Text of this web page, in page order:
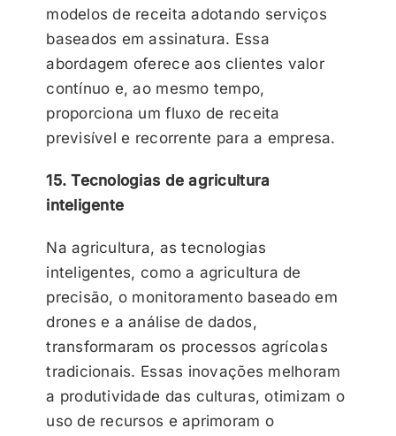
modelos de receita adotando serviços
baseados em assinatura. Essa
abordagem oferece aos clientes valor
contínuo e, ao mesmo tempo,
proporciona um fluxo de receita
previsível e recorrente para a empresa.
15. Tecnologias de agricultura
inteligente
Na agricultura, as tecnologias
inteligentes, como a agricultura de
precisão, o monitoramento baseado em
drones e a análise de dados,
transformaram os processos agrícolas
tradicionais. Essas inovações melhoram
a produtividade das culturas, otimizam o
uso de recursos e aprimoram o